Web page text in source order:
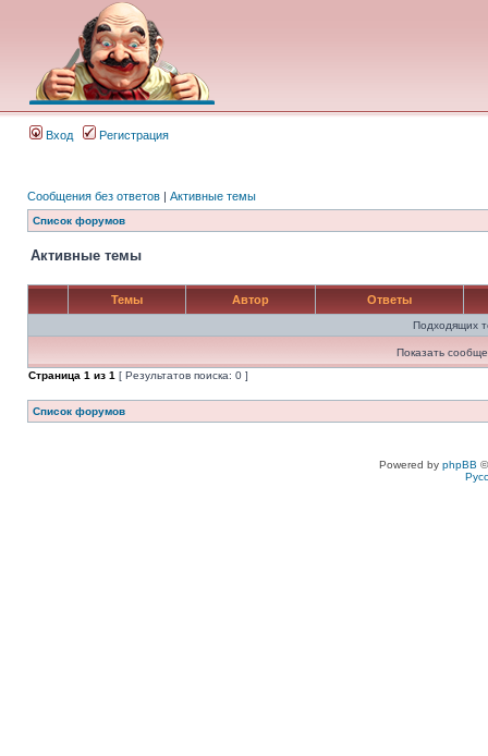
Вход Регистрация
Сообщения без ответов | Активные темы
Список форумов
Активные темы
Темы Автор Ответы
Подходящих
Показать
Страница 1 из 1 [ Результатов поиска: 0 ]
Список форумов
Powered by phpBB